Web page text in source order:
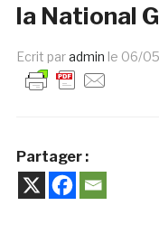
la National
Ecrit paradmin le 06/
Partager :